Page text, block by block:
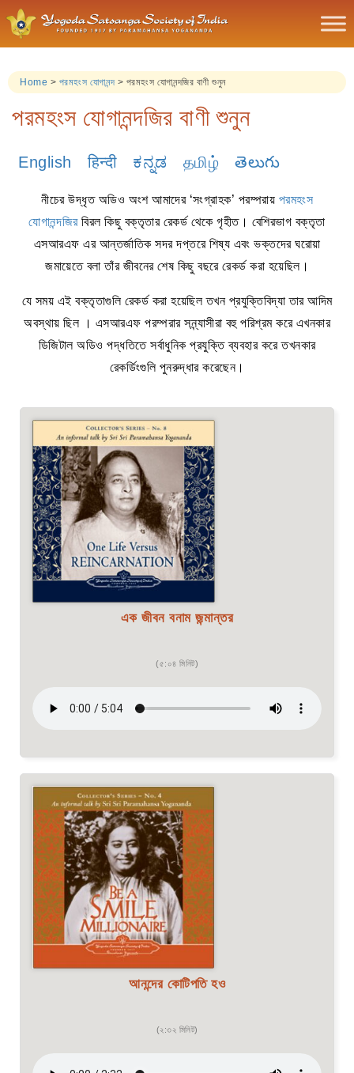
Home > পরমহংস যোগানন্দ> পরমহংস যোগানন্দজির বাণী শুনুন
পরমহংস যোগানন্দজির বাণী শুনুন
English हिन्दी ಕನ್ನಡ தமிழ் తెలుగు
নীচের উদ্ধৃত অডিও অংশ আমাদের ‘সংগ্রাহক’ পরম্পরায় পরমহংস
যোগানন্দজিরবিরল কিছু বক্তৃতার রেকর্ড থেকে গৃহীত। বেশিরভাগ বক্তৃতা
এসআরএফ এর আন্তর্জাতিক সদর দপ্তরে শিষ্য এবং ভক্তদের ঘরোয়া
জমায়েতে বলা তাঁর জীবনের শেষ কিছু বছরে রেকর্ড করা হয়েছিল।
যে সময় এই বক্তৃতাগুলি রেকর্ড করা হয়েছিল তখন প্রযুক্তিবিদ্যা তার আদিম
অবস্থায় ছিল । এসআরএফ পরম্পরার সন্ন্যাসীরা বহু পরিশ্রম করে এখনকার
ডিজিটাল অডিও পদ্ধতিতে সর্বাধুনিক প্রযুক্তি ব্যবহার করে তখনকার
রেকর্ডিংগুলি পুনরুদ্ধার করেছেন।
এক জীবন বনাম জন্মান্তর
(৫:০৪ মিনিট)
আনন্দের কোটিপতি হও
(২:৩২ মিনিট)